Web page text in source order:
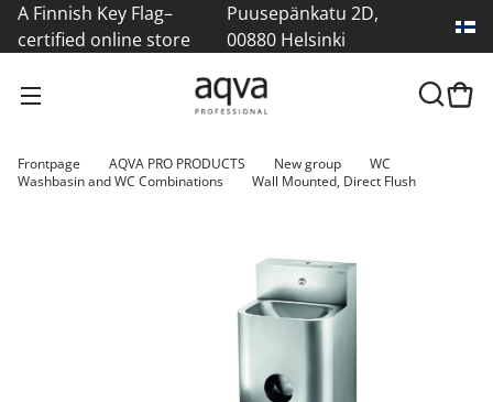
A Finnish Key Flag–
certified online store
Puusepänkatu 2D,
00880 Helsinki
Frontpage AQVA PRO PRODUCTS New group
WC
Washbasin and WC Combinations
Wall Mounted, Direct Flush